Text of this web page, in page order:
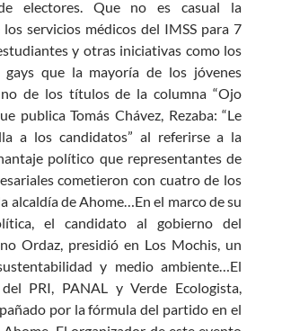
electores. Que no es casual la
servicios médicos del IMSS para 7
y otras iniciativas como los
gays que la mayoría de los jóvenes
de los títulos de la columna “Ojo
publica Tomás Chávez, Rezaba: “Le
a los candidatos” al referirse a la
político que representantes de
cometieron con cuatro de los
alcaldía de Ahome…En el marco de su
el candidato al gobierno del
Ordaz, presidió en Los Mochis, un
y medio ambiente…El
PRI, PANAL y Verde Ecologista,
por la fórmula del partido en el